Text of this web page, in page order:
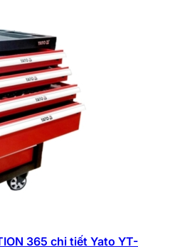
365 chi tiết Yato YT-